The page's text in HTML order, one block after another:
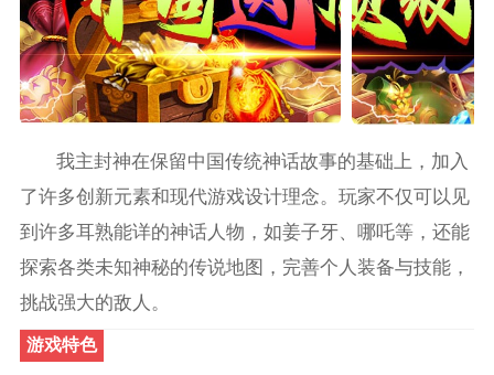
我主封神在保留中国传统神话故事的基础上，加入
了许多创新元素和现代游戏设计理念。玩家不仅可以见
到许多耳熟能详的神话人物，如姜子牙、哪吒等，还能
探索各类未知神秘的传说地图，完善个人装备与技能，
挑战强大的敌人。
游戏特色